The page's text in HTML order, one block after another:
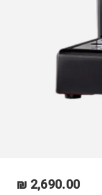
2,690.00 ₪